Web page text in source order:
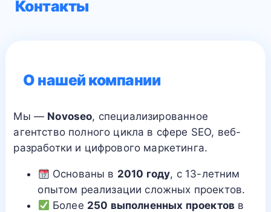
Контакты
О нашей компании
Мы — Novoseo, специализированное
агентство полного цикла в сфере SEO, веб-
разработки и цифрового маркетинга.
Основаны в 2010 году, с 13-летним
опытом реализации сложных проектов.
Более 250 выполненных проектов в